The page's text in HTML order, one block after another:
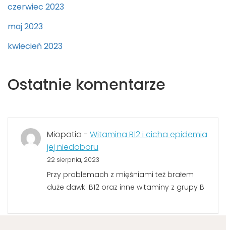
czerwiec 2023
maj 2023
kwiecień 2023
Ostatnie komentarze
Miopatia - Witamina B12 i cicha epidemia
jej niedoboru
22 sierpnia, 2023
Przy problemach z mięśniami też brałem
duże dawki B12 oraz inne witaminy z grupy B